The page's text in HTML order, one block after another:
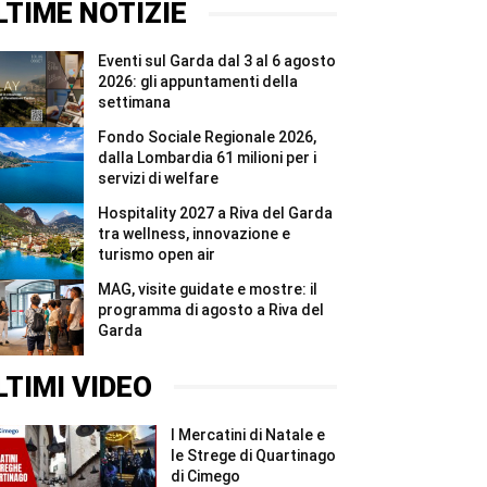
del
Garda
#Shorts
Garda
wellness,
innovazione
e
turismo
open
air
#Shorts
NOTIZIE
Eventi sul Garda dal 3 al 6 agosto
2026: gli appuntamenti della
settimana
Fondo Sociale Regionale 2026,
dalla Lombardia 61 milioni per i
servizi di welfare
Hospitality 2027 a Riva del Garda
tra wellness, innovazione e
turismo open air
MAG, visite guidate e mostre: il
programma di agosto a Riva del
Garda
VIDEO
I Mercatini di Natale e
le Strege di Quartinago
di Cimego